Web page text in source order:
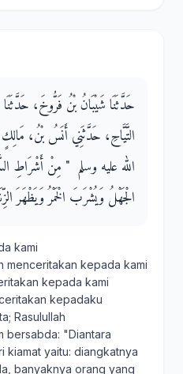
حَدَّثَنَا شَيْبَانُ بْنُ فَرُّوخَ،
التَّيَّاحِ، حَدَّثَنِي أَنَسُ بْنُ،
الله عليه وسلم ‏ "‏ مِنْ أَشْرَاطِ
الْجَهْلُ وَيُشْرَبَ الْخَمْرُ وَيَظْهَرَ
kami
menceritakan kepada kami
kepada kami
kepadaku
Rasulullah
bersabda: "Diantara
kiamat yaitu: diangkatnya
banyaknya orang yang